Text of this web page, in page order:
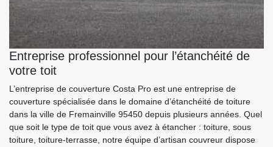
Entreprise professionnel pour l’étanchéité de
votre toit
L’entreprise de couverture Costa Pro est une entreprise de
couverture spécialisée dans le domaine d’étanchéité de toiture
dans la ville de Fremainville 95450 depuis plusieurs années. Quel
que soit le type de toit que vous avez à étancher : toiture, sous
toiture, toiture-terrasse, notre équipe d’artisan couvreur dispose